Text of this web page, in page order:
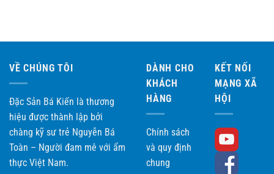
VỀ CHÚNG TÔI
Đặc Sản Bá Kiến là thương
hiệu được thành lập bởi
chàng kỹ sư trẻ Nguyễn Bá
Toàn – Người đam mê với ẩm
thực Việt Nam.
DÀNH CHO
KHÁCH
HÀNG
Chính sách
và quy định
chung
KẾT NỐI
MẠNG XÃ
HỘI